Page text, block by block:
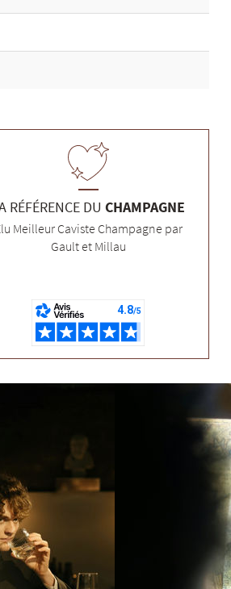
RÉFÉRENCE DU CHAMPAGNE
Meilleur Caviste Champagne par
Gault et Millau